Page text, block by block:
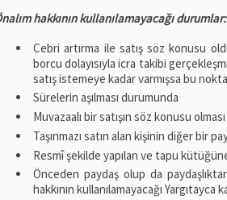
hakkının kullanılamayacağı durumlar:
Cebri artırma ile satış söz konusu
borcu dolayısıyla icra takibi
satış istemeye kadar varmışsa bu
Sürelerin aşılması durumunda
Muvazaalı bir satışın söz konusu
Taşınmazı satın alan kişinin diğer bir
Resmî şekilde yapılan ve tapu
Önceden paydaş olup da
hakkının kullanılamayacağı